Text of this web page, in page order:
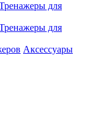
для
для
Аксессуары